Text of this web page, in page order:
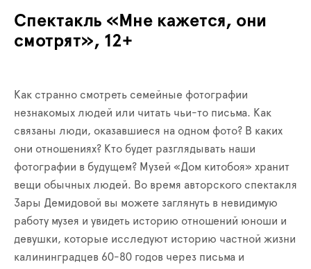
Спектакль «Мне кажется, они
смотрят», 12+
Как странно смотреть семейные фотографии
незнакомых людей или читать чьи-то письма. Как
связаны люди, оказавшиеся на одном фото? В каких
они отношениях? Кто будет разглядывать наши
фотографии в будущем? Музей «Дом китобоя» хранит
вещи обычных людей. Во время авторского спектакля
Зары Демидовой вы можете заглянуть в невидимую
работу музея и увидеть историю отношений юноши и
девушки, которые исследуют историю частной жизни
калининградцев 60-80 годов через письма и